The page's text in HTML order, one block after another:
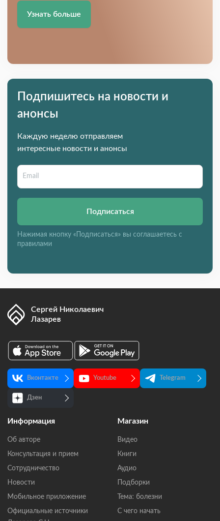
Узнать больше
Подпишитесь на новости и
анонсы
Каждую неделю отправляем
интересные новости и анонсы
Подписаться
Нажимая кнопку «Подписаться» вы соглашаетесь с
правилами
Сергей Николаевич
Лазарев
Вконтакте Youtube Telegram
Дзен
Информация
Об авторе
Консультация и прием
Сотрудничество
Новости
Мобильное приложение
Официальные источники
Магазин
Видео
Книги
Аудио
Подборки
Тема: болезни
С чего начать